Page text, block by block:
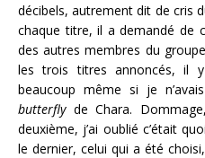
décibels, autrement dit de cris
chaque titre, il a demandé de
des autres membres du
les trois titres annoncés, il
beaucoup même si je
butterflyde Chara.
deuxième, j’ai oublié c’était
le dernier, celui qui a été